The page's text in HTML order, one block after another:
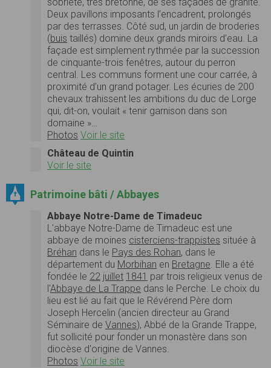
Deux pavillons imposants l’encadrent, prolongés
par des terrasses. Côté sud, un jardin de broderies
(buis taillés) domine deux grands miroirs d’eau. La
façade est simplement rythmée par la succession
de cinquante-trois fenêtres, autour du perron
central. Les communs forment une cour carrée, à
proximité d’un grand potager. Les écuries de 200
chevaux trahissent les ambitions du duc de Lorge
qui, dit-on, voulait « tenir garnison dans son
domaine »…
Photos Voir le site
Château de Quintin
Voir le site
Patrimoine bâti / Abbayes
Abbaye Notre-Dame de Timadeuc
L'abbaye Notre-Dame de Timadeuc est une
abbaye de moines cisterciens-trappistes située à
Bréhan dans le Pays des Rohan, dans le
département du Morbihan en Bretagne. Elle a été
fondée le 22 juillet 1841 par trois religieux venus de
l'Abbaye de La Trappe dans le Perche. Le choix du
lieu est lié au fait que le Révérend Père dom
Joseph Hercelin (ancien directeur au Grand
Séminaire de Vannes), Abbé de la Grande Trappe,
fut sollicité pour fonder un monastère dans son
diocèse d'origine de Vannes.
Photos Voir le site